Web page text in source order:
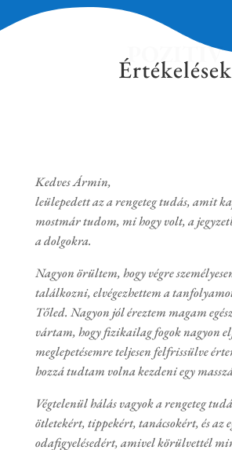
POZITÍV
Értékelések
Kedves Ármin,
leülepedett az a rengeteg tudás, amit
mostmár tudom, mi hogy volt, a
a dolgokra.
Nagyon örültem, hogy végre
találkozni, elvégezhettem a
Tőled. Nagyon jól éreztem magam
vártam, hogy fizikailag fogok nagyon
meglepetésemre teljesen felfrissülve
hozzá tudtam volna kezdeni egy
Végtelenül hálás vagyok a rengeteg
ötletekért, tippekért, tanácsokért, és az
odafigyelésedért, amivel körülvettél